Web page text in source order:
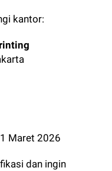
kantor:
Maret 2026
dan ingin